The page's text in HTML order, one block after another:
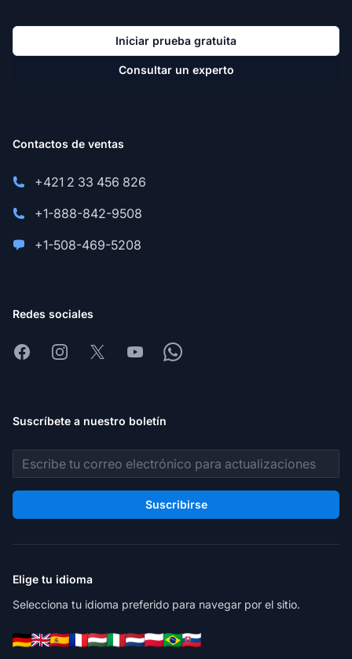
Iniciar prueba gratuita
Consultar un experto
Contactos de ventas
+421 2 33 456 826
+1-888-842-9508
+1-508-469-5208
Redes sociales
FacebookInstagram
X YoutubeWhatsapp
Suscríbete a nuestro boletín
Dirección de correo electrónico
Suscribirse
Elige tu idioma
Selecciona tu idioma preferido para navegar por el sitio.